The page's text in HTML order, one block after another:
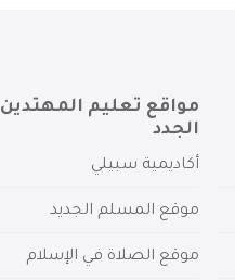
مواقع تعليم المهتدين
الجدد
أكاديمية سبيلي
موقع المسلم الجديد
موقع الصلاة في الإسلام